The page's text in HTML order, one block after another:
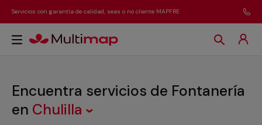
Servicios con garantía de calidad, seas o no cliente MAPFRE
Encuentra servicios de Fontanería
en Chulilla